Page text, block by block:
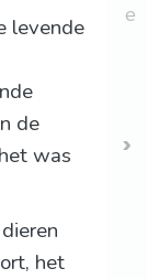
levende
de
was
het
e